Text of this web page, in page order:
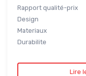
Rapport qualité-prix
Design
Materiaux
Durabilite
Lire